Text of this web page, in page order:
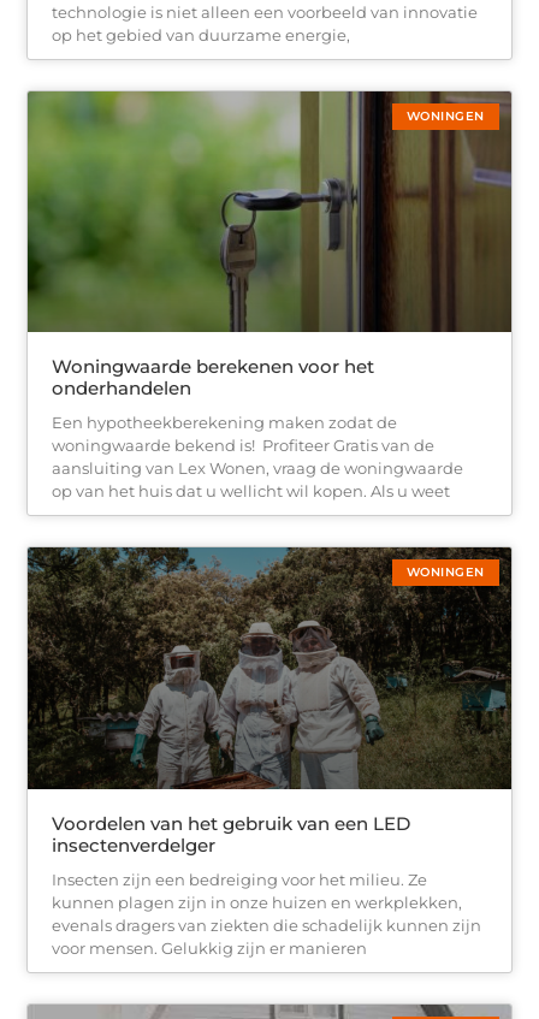
technologie is niet alleen een voorbeeld van innovatie
op het gebied van duurzame energie,
WONINGEN
Woningwaarde berekenen voor het
onderhandelen
Een hypotheekberekening maken zodat de
woningwaarde bekend is! Profiteer Gratis van de
aansluiting van Lex Wonen, vraag de woningwaarde
op van het huis dat u wellicht wil kopen. Als u weet
WONINGEN
Voordelen van het gebruik van een LED
insectenverdelger
Insecten zijn een bedreiging voor het milieu. Ze
kunnen plagen zijn in onze huizen en werkplekken,
evenals dragers van ziekten die schadelijk kunnen zijn
voor mensen. Gelukkig zijn er manieren